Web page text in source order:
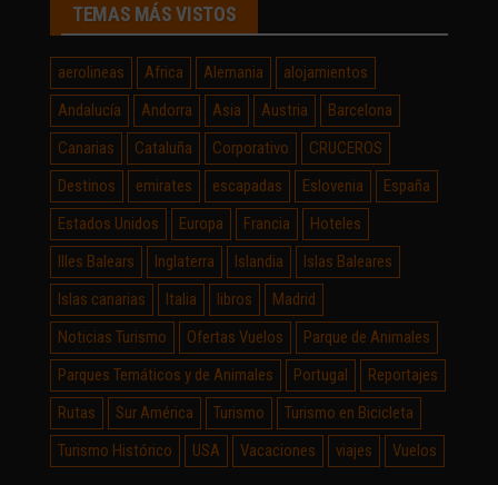
TEMAS MÁS VISTOS
aerolineas Africa Alemania
alojamientos
Andalucía
Andorra Asia Austria
Barcelona
Canarias
Cataluña Corporativo
CRUCEROS
Destinos
emirates escapadas Eslovenia
España
Estados Unidos
Europa Francia
Hoteles
Illes Balears
Inglaterra Islandia
Islas Baleares
Islas canarias
Italia libros
Madrid
Noticias Turismo
Ofertas Vuelos
Parque de Animales
Parques Temáticos y de Animales
Portugal
Reportajes
Rutas
Sur América Turismo
Turismo en Bicicleta
Turismo Histórico
USA Vacaciones viajes Vuelos